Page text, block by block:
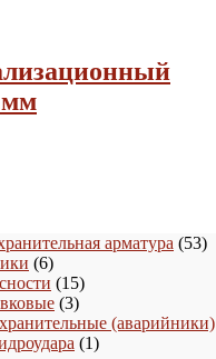
мм
арматура 5353
66
товаров
1515
товаров
33
товара(аварийники)
11